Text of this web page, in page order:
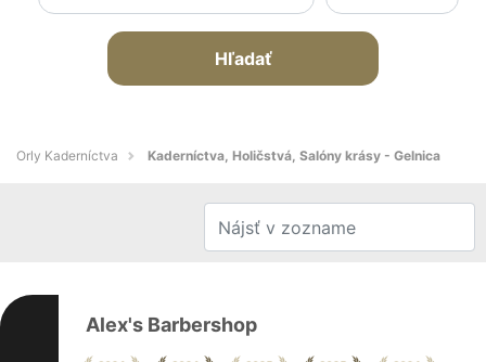
Hľadať
Orly Kaderníctva Kaderníctva, Holičstvá, Salóny krásy - Gelnica
Alex's Barbershop